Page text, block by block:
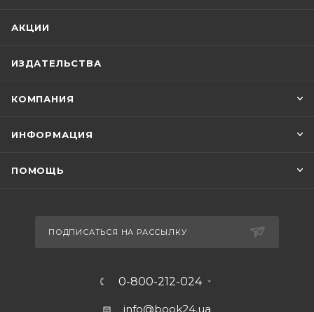
АКЦИИ
ИЗДАТЕЛЬСТВА
КОМПАНИЯ
ИНФОРМАЦИЯ
ПОМОЩЬ
ПОДПИСАТЬСЯ НА РАССЫЛКУ
0-800-212-024
info@book24.ua